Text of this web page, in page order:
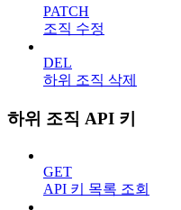
PATCH
조직 수정
DEL
하위 조직 삭제
하위 조직 API 키
GET
API 키 목록 조회